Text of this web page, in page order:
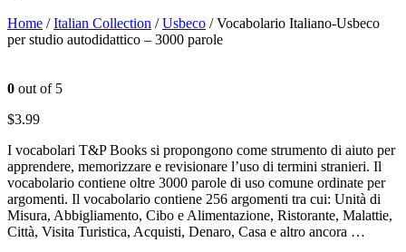
Home /Italian Collection /Usbeco / Vocabolario Italiano-Usbeco
per studio autodidattico – 3000 parole
0 out of 5
$3.99
I vocabolari T&P Books si propongono come strumento di aiuto per
apprendere, memorizzare e revisionare l’uso di termini stranieri. Il
vocabolario contiene oltre 3000 parole di uso comune ordinate per
argomenti. Il vocabolario contiene 256 argomenti tra cui: Unità di
Misura, Abbigliamento, Cibo e Alimentazione, Ristorante, Malattie,
Città, Visita Turistica, Acquisti, Denaro, Casa e altro ancora …